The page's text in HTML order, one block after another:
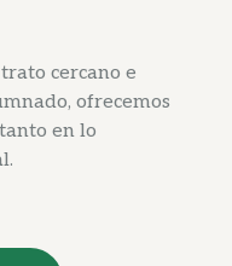
cercano e
ofrecemos
en lo